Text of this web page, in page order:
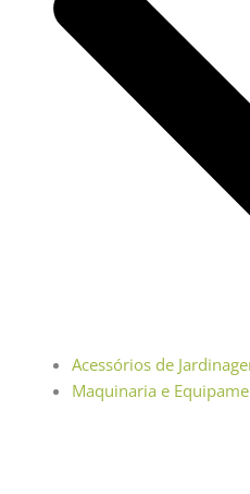
Acessórios de
Maquinaria e